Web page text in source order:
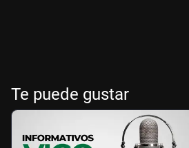
Te puede gustar